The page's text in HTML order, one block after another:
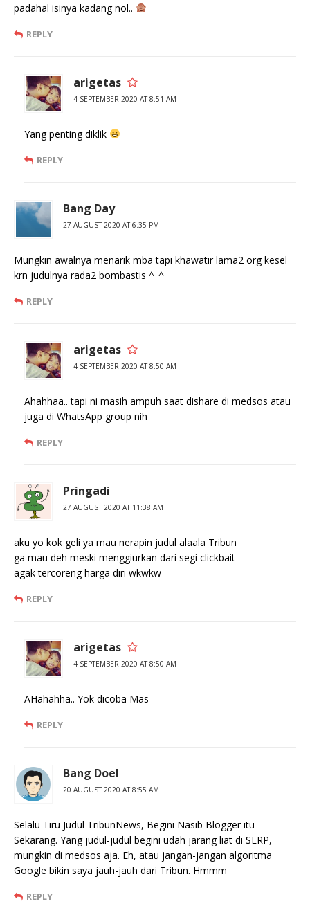
padahal isinya kadang nol..
REPLY
arigetas
4 SEPTEMBER 2020 AT 8:51 AM
Yang penting diklik
REPLY
Bang Day
27 AUGUST 2020 AT 6:35 PM
Mungkin awalnya menarik mba tapi khawatir lama2 org kesel
krn judulnya rada2 bombastis ^_^
REPLY
arigetas
4 SEPTEMBER 2020 AT 8:50 AM
Ahahhaa.. tapi ni masih ampuh saat dishare di medsos atau
juga di WhatsApp group nih
REPLY
Pringadi
27 AUGUST 2020 AT 11:38 AM
aku yo kok geli ya mau nerapin judul alaala Tribun
ga mau deh meski menggiurkan dari segi clickbait
agak tercoreng harga diri wkwkw
REPLY
arigetas
4 SEPTEMBER 2020 AT 8:50 AM
AHahahha.. Yok dicoba Mas
REPLY
Bang Doel
20 AUGUST 2020 AT 8:55 AM
Selalu Tiru Judul TribunNews, Begini Nasib Blogger itu
Sekarang. Yang judul-judul begini udah jarang liat di SERP,
mungkin di medsos aja. Eh, atau jangan-jangan algoritma
Google bikin saya jauh-jauh dari Tribun. Hmmm
REPLY